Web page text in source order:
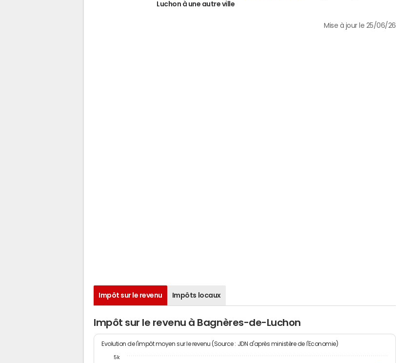
Luchon à une autre ville
Mise à jour le 25/06/26
Impôt sur le revenu Impôts locaux
Impôt sur le revenu à Bagnères-de-Luchon
Evolution de l'impôt moyen sur le revenu (Source : JDN d'après ministère de l'Economie)
5k